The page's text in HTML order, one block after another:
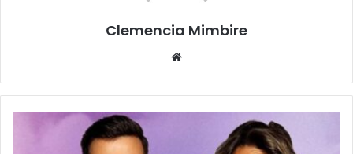
Clemencia Mimbire
Website